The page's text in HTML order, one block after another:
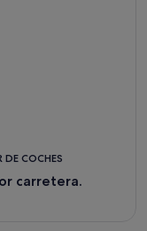
DE COCHES
carretera.